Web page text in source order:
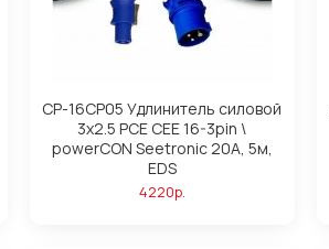
CP-16CP05 Удлинитель силовой
3х2.5 PCE CEE 16-3pin \
powerCON Seetronic 20A, 5м,
EDS
4220р.